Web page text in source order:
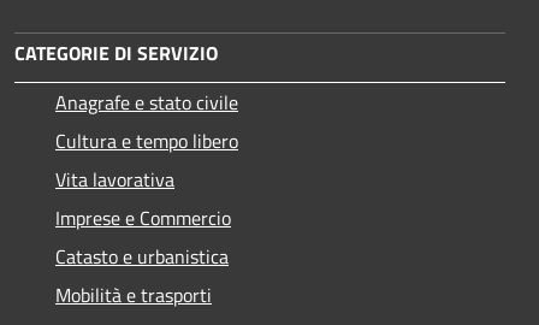
CATEGORIE DI SERVIZIO
Anagrafe e stato civile
Cultura e tempo libero
Vita lavorativa
Imprese e Commercio
Catasto e urbanistica
Mobilità e trasporti